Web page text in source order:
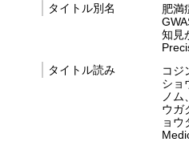
タイトル別名
肥満
知見
タイトル読み
コジ
ショ
ノ
ウガ
ョウ